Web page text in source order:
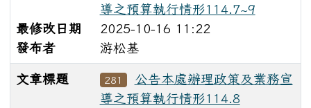
導之預算執行情形114.7~9
最修改日期
2025-10-16 11:22
發布者
游松基
文章標題 281
公告本處辦理政策及業務宣
導之預算執行情形114.8